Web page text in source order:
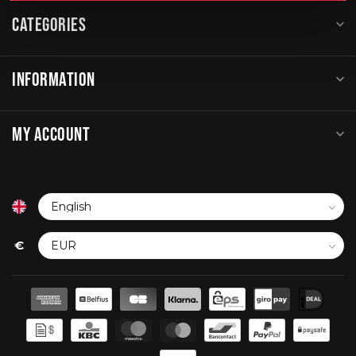
CATEGORIES
INFORMATION
MY ACCOUNT
€